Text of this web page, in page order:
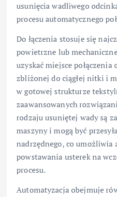
usunięcia wadliwego
procesu automatycznego
Do łączenia stosuje się
powietrzne lub
uzyskać miejsce połączenia
zbliżonej do ciągłej nitki i
w gotowej strukturze
zaawansowanych
rodzaju usuniętej wady są
maszyny i mogą być
nadrzędnego, co umożliwia
powstawania usterek na
procesu.
Automatyzacja obejmuje